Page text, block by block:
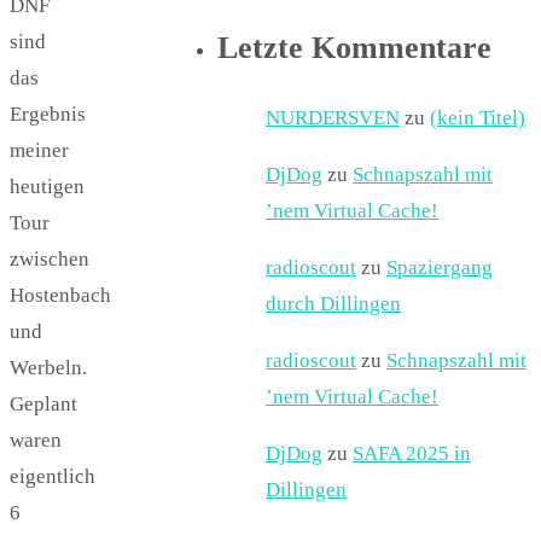
DNF
sind
das
Ergebnis
meiner
heutigen
Tour
zwischen
Hostenbach
und
Werbeln.
Geplant
waren
eigentlich
6
Letzte Kommentare
NURDERSVEN zu (kein Titel)
DjDog zu Schnapszahl mit
’nem Virtual Cache!
radioscout zu Spaziergang
durch Dillingen
radioscout zu Schnapszahl mit
’nem Virtual Cache!
DjDog zu SAFA 2025 in
Dillingen